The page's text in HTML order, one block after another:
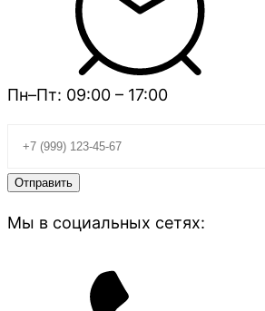
Пн–Пт: 09:00 – 17:00
Мы в социальных сетях: